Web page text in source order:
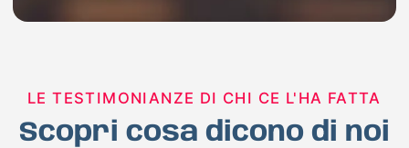
LE TESTIMONIANZE DI CHI CE L'HA FATTA
Scopri cosa dicono di noi